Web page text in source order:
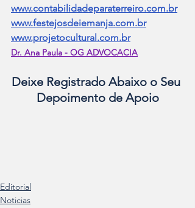
www.contabilidadeparaterreiro.com.br
www.festejosdeiemanja.com.br
www.projetocultural.com.br
Dr. Ana Paula - OG ADVOCACIA
Deixe Registrado Abaixo o Seu
Depoimento de Apoio
Editorial
Noticias